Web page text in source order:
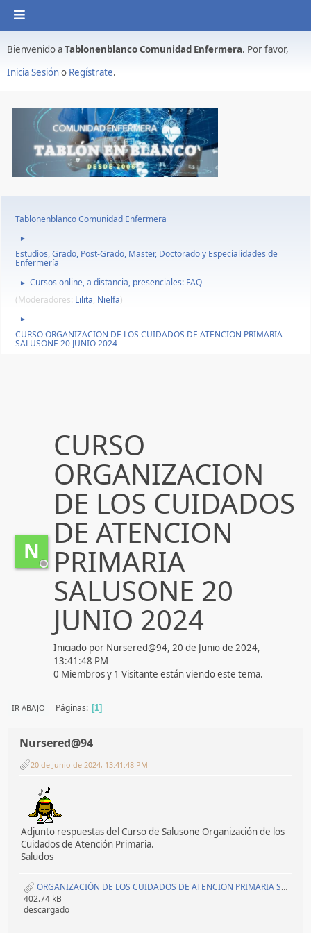
Bienvenido aTablonenblanco Comunidad Enfermera. Por favor,
Inicia Sesióno Regístrate.
Tablonenblanco Comunidad Enfermera
►
Estudios, Grado, Post-Grado, Master, Doctorado y Especialidades de
Enfermería
►
Cursos online, a distancia, presenciales: FAQ
(Moderadores: Lilita, Nielfa)
►
CURSO ORGANIZACION DE LOS CUIDADOS DE ATENCION PRIMARIA
SALUSONE 20 JUNIO 2024
N
CURSO
ORGANIZACION
DE LOS CUIDADOS
DE ATENCION
PRIMARIA
SALUSONE 20
JUNIO 2024
Iniciado por Nursered@94, 20 de Junio de 2024,
13:41:48 PM
0 Miembros y 1 Visitante están viendo este tema.
IR ABAJO Páginas 1
Nursered@94
20 de Junio de 2024, 13:41:48 PM
Adjunto respuestas del Curso de Salusone Organización de los
Cuidados de Atención Primaria.
Saludos
ORGANIZACIÓN DE LOS CUIDADOS DE ATENCION PRIMARIA SALUSOENE.pdf
402.74 kB
descargado